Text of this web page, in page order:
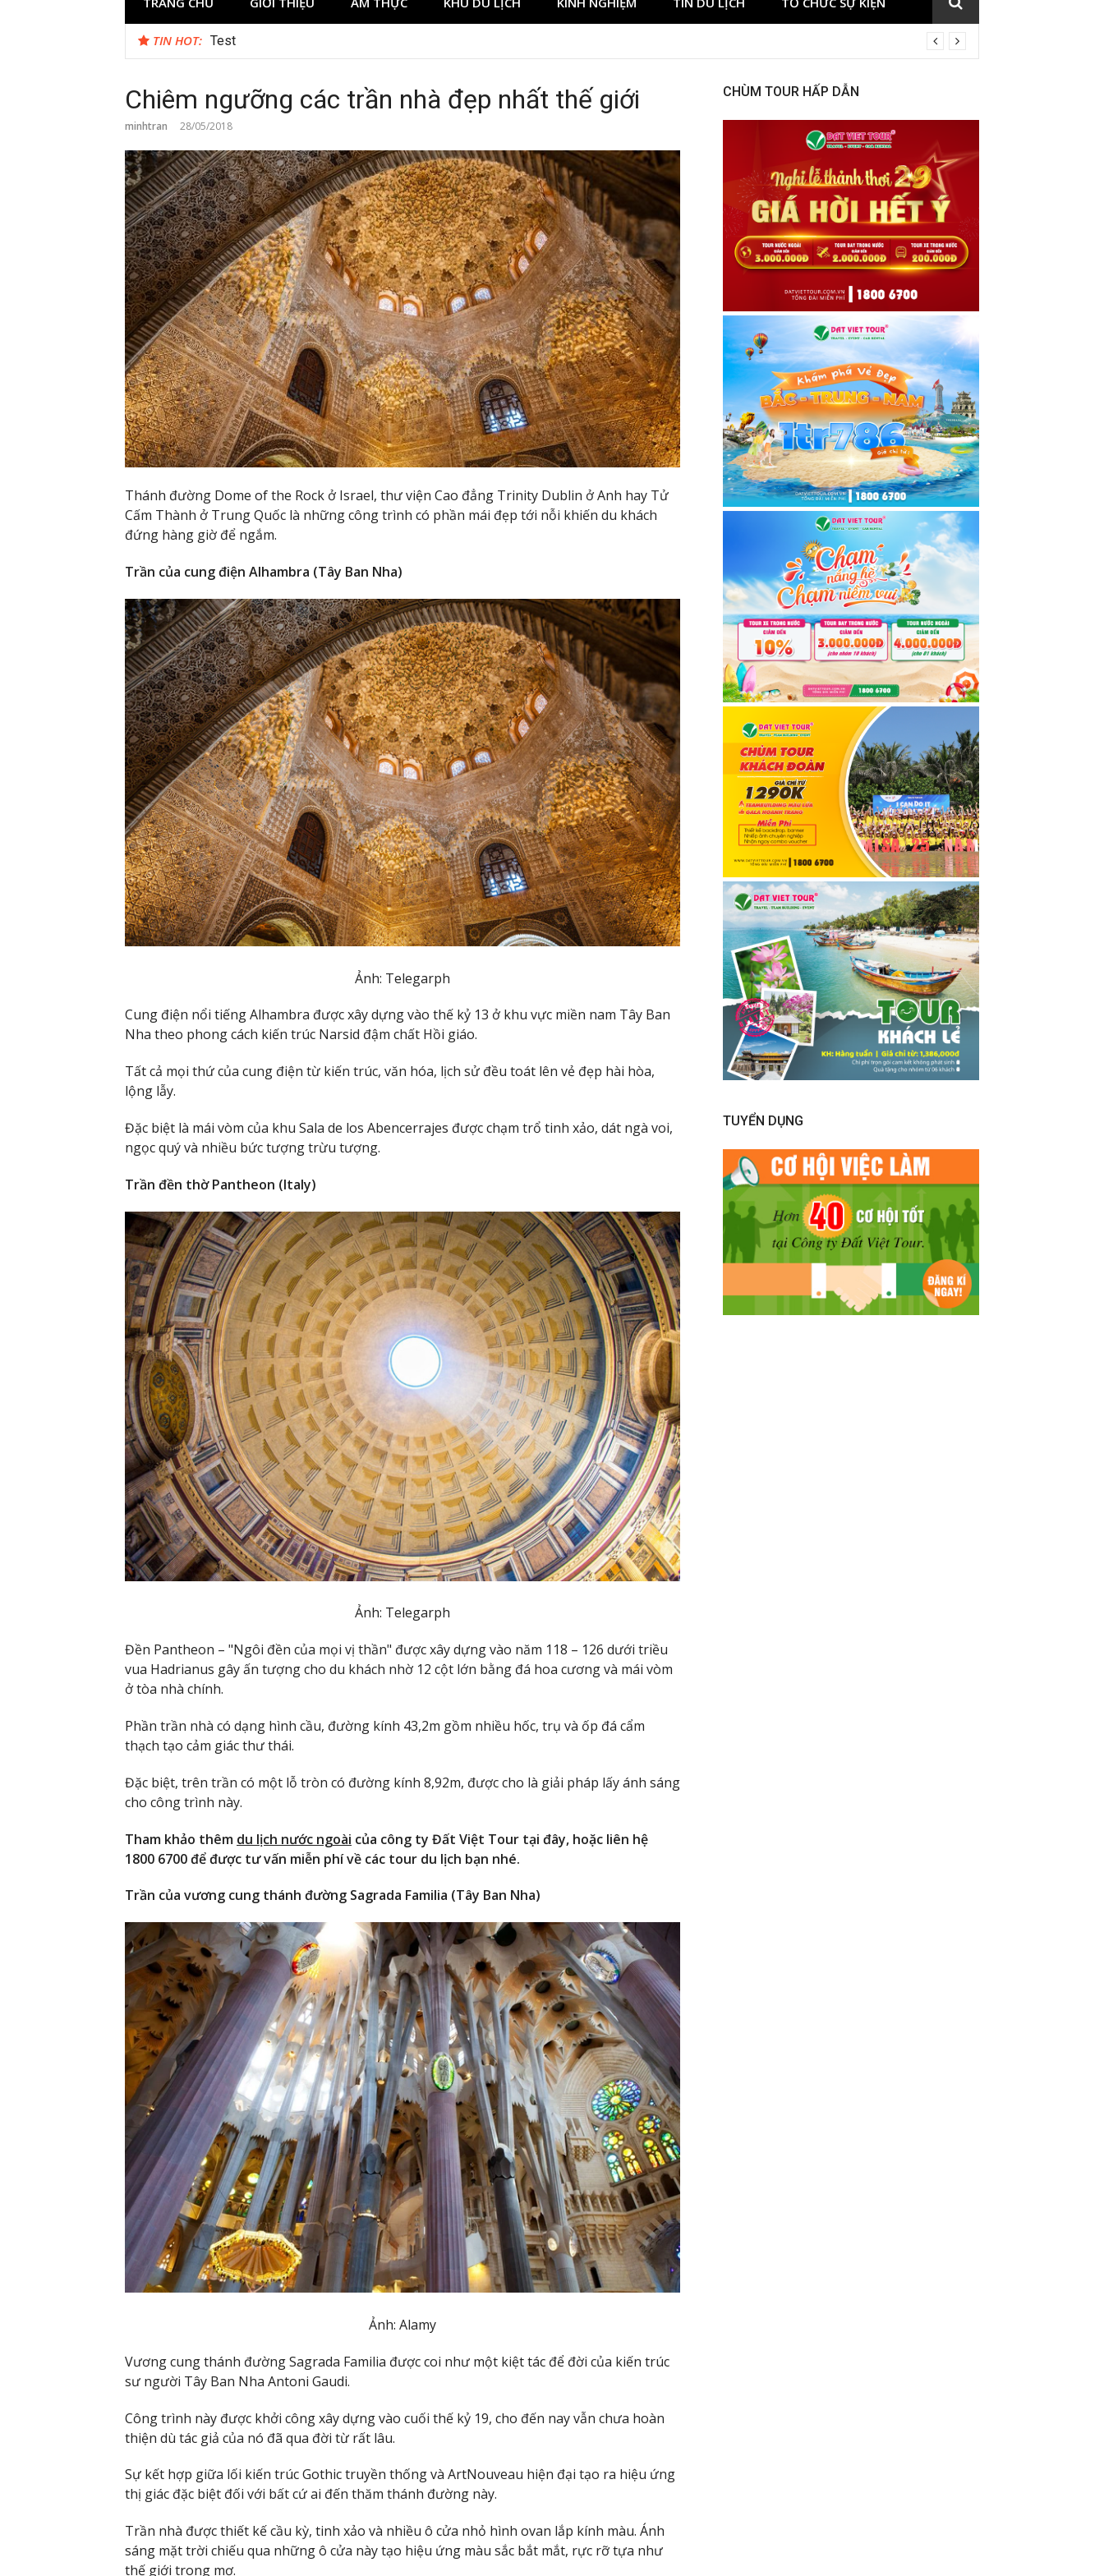
TIN HOT: Test
Chiêm ngưỡng các trần nhà đẹp nhất thế giới
minhtran 28/05/2018
Thánh đường Dome of the Rock ở Israel, thư viện Cao đẳng Trinity Dublin ở Anh hay Tử
Cấm Thành ở Trung Quốc là những công trình có phần mái đẹp tới nỗi khiến du khách
đứng hàng giờ để ngắm.
Trần của cung điện Alhambra (Tây Ban Nha)
Ảnh: Telegarph
Cung điện nổi tiếng Alhambra được xây dựng vào thế kỷ 13 ở khu vực miền nam Tây Ban
Nha theo phong cách kiến trúc Narsid đậm chất Hồi giáo.
Tất cả mọi thứ của cung điện từ kiến trúc, văn hóa, lịch sử đều toát lên vẻ đẹp hài hòa,
lộng lẫy.
Đặc biệt là mái vòm của khu Sala de los Abencerrajes được chạm trổ tinh xảo, dát ngà voi,
ngọc quý và nhiều bức tượng trừu tượng.
Trần đền thờ Pantheon (Italy)
Ảnh: Telegarph
Đền Pantheon – "Ngôi đền của mọi vị thần" được xây dựng vào năm 118 – 126 dưới triều
vua Hadrianus gây ấn tượng cho du khách nhờ 12 cột lớn bằng đá hoa cương và mái vòm
ở tòa nhà chính.
Phần trần nhà có dạng hình cầu, đường kính 43,2m gồm nhiều hốc, trụ và ốp đá cẩm
thạch tạo cảm giác thư thái.
Đặc biệt, trên trần có một lỗ tròn có đường kính 8,92m, được cho là giải pháp lấy ánh sáng
cho công trình này.
Tham khảo thêm du lịch nước ngoài của công ty Đất Việt Tour tại đây, hoặc liên hệ
1800 6700 để được tư vấn miễn phí về các tour du lịch bạn nhé.
Trần của vương cung thánh đường Sagrada Familia (Tây Ban Nha)
Ảnh: Alamy
Vương cung thánh đường Sagrada Familia được coi như một kiệt tác để đời của kiến trúc
sư người Tây Ban Nha Antoni Gaudi.
Công trình này được khởi công xây dựng vào cuối thế kỷ 19, cho đến nay vẫn chưa hoàn
thiện dù tác giả của nó đã qua đời từ rất lâu.
Sự kết hợp giữa lối kiến trúc Gothic truyền thống và ArtNouveau hiện đại tạo ra hiệu ứng
thị giác đặc biệt đối với bất cứ ai đến thăm thánh đường này.
Trần nhà được thiết kế cầu kỳ, tinh xảo và nhiều ô cửa nhỏ hình ovan lắp kính màu. Ánh
sáng mặt trời chiếu qua những ô cửa này tạo hiệu ứng màu sắc bắt mắt, rực rỡ tựa như
thế giới trong mơ.
CHÙM TOUR HẤP DẪN
TUYỂN DỤNG